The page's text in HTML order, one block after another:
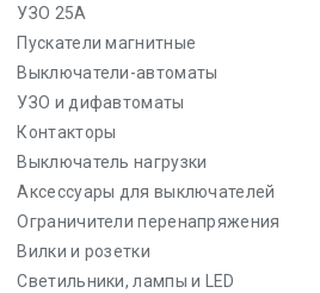
УЗО 25А
Пускатели магнитные
Выключатели-автоматы
УЗО и дифавтоматы
Контакторы
Выключатель нагрузки
Аксессуары для выключателей
Ограничители перенапряжения
Вилки и розетки
Светильники, лампы и LED